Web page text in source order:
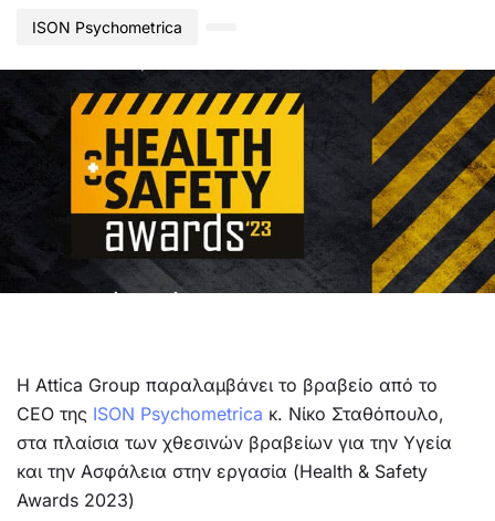
ISON Psychometrica
Η Attica Group παραλαμβάνει το βραβείο από το
CEO της ISON Psychometrica κ. Νίκο Σταθόπουλο,
στα πλαίσια των χθεσινών βραβείων για την Υγεία
και την Ασφάλεια στην εργασία (Health & Safety
Awards 2023)